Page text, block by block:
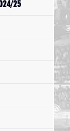
25